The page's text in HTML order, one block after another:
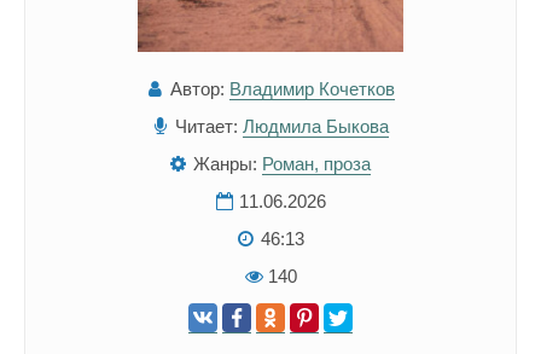
Автор: Владимир Кочетков
Читает: Людмила Быкова
Жанры: Роман, проза
11.06.2026
46:13
140